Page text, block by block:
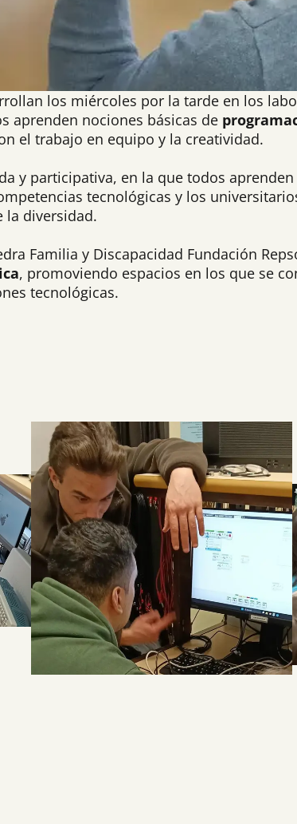
los miércoles por la tarde en los
aprenden nociones básicas de
el trabajo en equipo y la creatividad.
y participativa, en la que todos aprenden
tecnológicas y los
la diversidad.
Familia y Discapacidad Fundación
, promoviendo espacios en los que se
tecnológicas.